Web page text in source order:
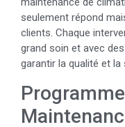
seulement répond
clients. Chaque
grand soin et avec
garantir la qualité et